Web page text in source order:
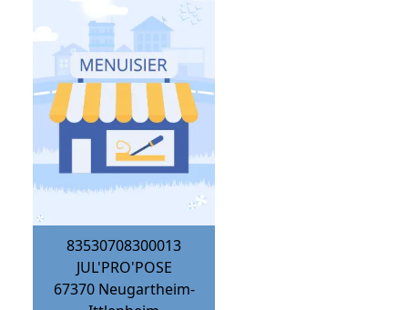
83530708300013
JUL'PRO'POSE
67370 Neugartheim-